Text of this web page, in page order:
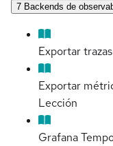
7 Backends de
Exportar
Exportar
Lección
Grafana